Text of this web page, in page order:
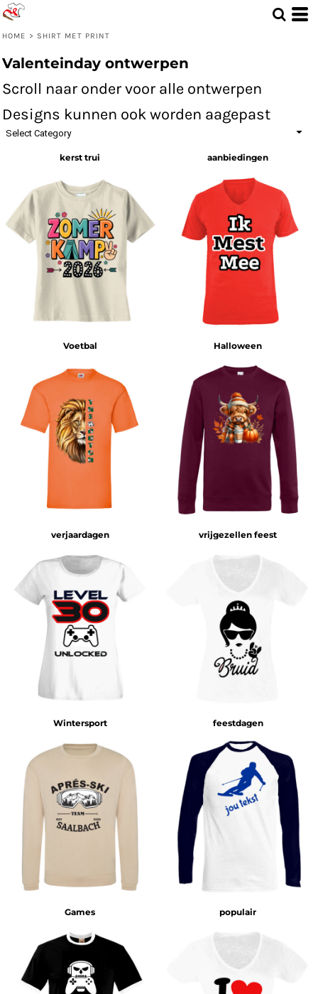
HOME > SHIRT MET PRINT
Valenteinday ontwerpen
Scroll naar onder voor alle ontwerpen
Designs kunnen ook worden aagepast
Select Category
kerst trui aanbiedingen
Voetbal Halloween
verjaardagen vrijgezellen feest
Wintersport feestdagen
Games populair